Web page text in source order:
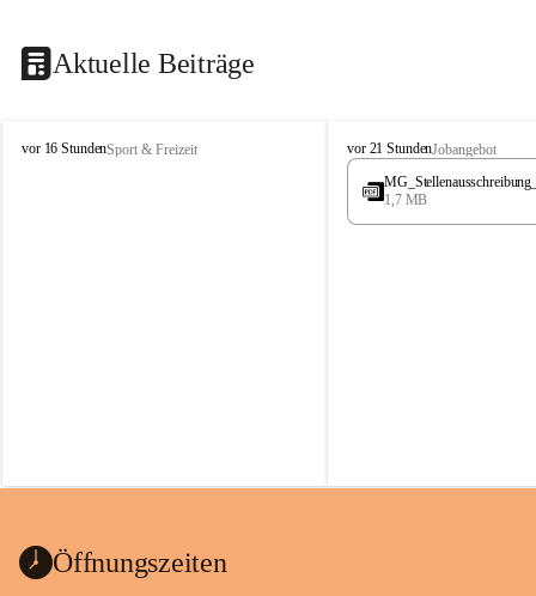
Aktuelle Beiträge
S
vor 16 StundenSport & Freizeit
S
t
s
vor 21 StundenJobangebot
1,7 MB
Öffnungszeiten